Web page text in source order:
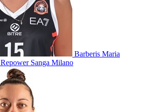
Barberis Maria
Repower Sanga Milano